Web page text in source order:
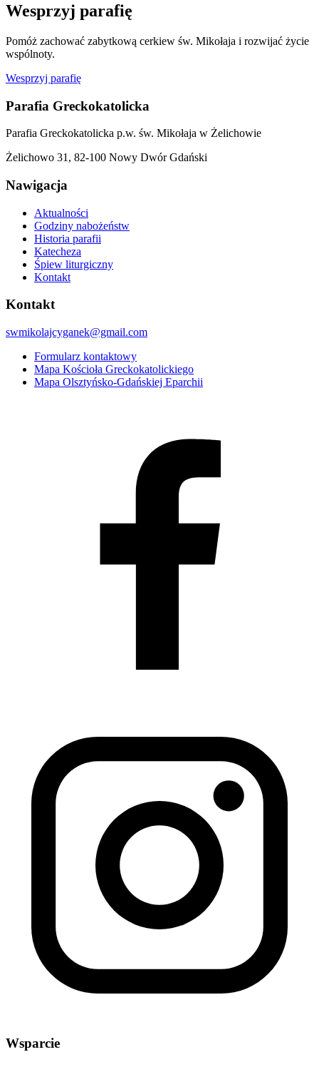
Wesprzyj parafię
Pomóż zachować zabytkową cerkiew św. Mikołaja i rozwijać życie
wspólnoty.
Wesprzyj parafię
Parafia Greckokatolicka
Parafia Greckokatolicka p.w. św. Mikołaja w Żelichowie
Żelichowo 31, 82-100 Nowy Dwór Gdański
Nawigacja
Aktualności
Godziny nabożeństw
Historia parafii
Katecheza
Śpiew liturgiczny
Kontakt
Kontakt
swmikolajcyganek@gmail.com
Formularz kontaktowy
Mapa Kościoła Greckokatolickiego
Mapa Olsztyńsko-Gdańskiej Eparchii
Wsparcie